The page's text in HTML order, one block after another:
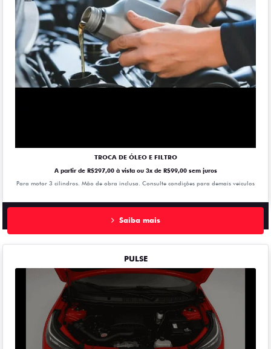
TROCA DE ÓLEO E FILTRO
A partir de R$297,00 à vista ou 3x de R$99,00 sem juros
Para motor 3 cilindros. Mão de obra inclusa. Consulte condições para demais veiculos
Saiba mais
PULSE